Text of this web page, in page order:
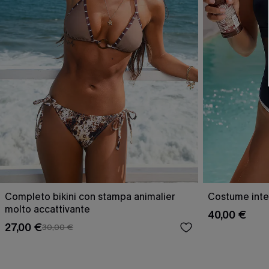
Completo bikini con stampa animalier
molto accattivante
27,00 €30,00 €
Costume
40,00 €